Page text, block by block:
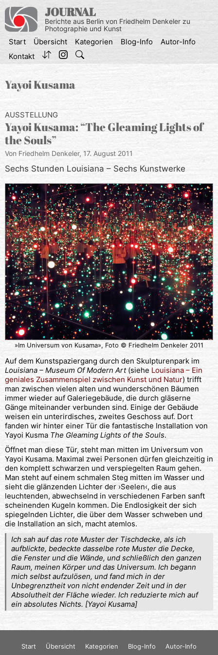
Inhalt
springen
JOURNAL
Berichte aus Berlin von Friedhelm Denkeler zu
Photographie und Kunst
Start Übersicht Kategorien Blog-Info
Autor-Info
Kontakt
Yayoi Kusama
AUSSTELLUNG
Yayoi Kusama: “The Gleaming Lights of
the Souls”
Von Friedhelm Denkeler, 17. August 2011
Sechs Stunden Louisiana – Sechs Kunstwerke
»Im Universum von Kusama», Foto © Friedhelm Denkeler 2011
Auf dem Kunstspaziergang durch den Skulpturenpark im
Louisiana – Museum Of Modern Art(siehe Louisiana – Ein
geniales Zusammenspiel zwischen Kunst und Natur) trifft
man zwischen vielen alten und wunderschönen Bäumen
immer wieder auf Galeriegebäude, die durch gläserne
Gänge miteinander verbunden sind. Einige der Gebäude
weisen ein unterirdisches, zweites Geschoss auf. Dort
fanden wir hinter einer Tür die fantastische Installation von
Yayoi Kusma The Gleaming Lights of the Souls.
Öffnet man diese Tür, steht man mitten im Universum von
Yayoi Kusama. Maximal zwei Personen dürfen gleichzeitig in
den komplett schwarzen und verspiegelten Raum gehen.
Man steht auf einem schmalen Steg mitten im Wasser und
sieht die glänzenden Lichter der ›Seelen‹, die aus
leuchtenden, abwechselnd in verschiedenen Farben sanft
scheinenden Kugeln kommen. Die Endlosigkeit der sich
spiegelnden Lichter, die über dem Wasser schweben und
die Installation an sich, macht atemlos.
Ich sah auf das rote Muster der Tischdecke, als ich
aufblickte, bedeckte dasselbe rote Muster die Decke,
die Fenster und die Wände, und schließlich den ganzen
Raum, meinen Körper und das Universum. Ich begann
mich selbst aufzulösen, und fand mich in der
Unbegrenztheit von nicht endender Zeit und in der
Absolutheit der Fläche wieder. Ich reduzierte mich auf
ein absolutes Nichts. [Yayoi Kusama]
Start Übersicht Kategorien Blog-Info Autor-Info